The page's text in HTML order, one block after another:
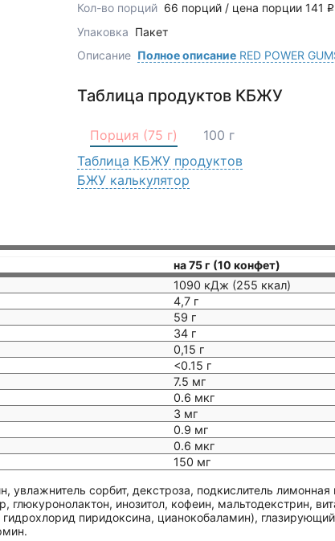
Кол-во порций 66 порций / цена порции 141 q
Упаковка Пакет
Описание Полное описаниеRED POWER
Таблица продуктов КБЖУ
Порция (75 г)
100 г
Таблица КБЖУ продуктов
БЖУ калькулятор
на 75 г (10 конфет)
1090 кДж (255 ккал)
4,7 г
59 г
34 г
0,15 г
<0.15 г
7.5 мг
0.6 мкг
3 мг
0.9 мг
0.6 мкг
150 мг
увлажнитель сорбит, декстроза, подкислитель лимонная
глюкуронолактон, инозитол, кофеин, мальтодекстрин,
пиридоксина, цианокобаламин), глазирующий